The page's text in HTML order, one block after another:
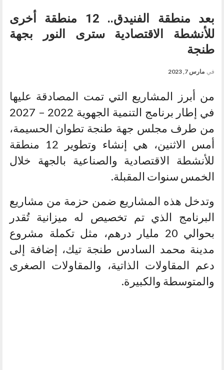
بعد منطقة الفنيدق.. 12 منطقة أخرى
للأنشطة الاقتصادية سترى النور بجهة
طنجة
في مارس 7, 2023
من أبرز المشاريع التي تمت المصادقة عليها
في إطار برنامج التنمية الجهوية 2022 – 2027
من طرف مجلس جهة طنجة تطوان الحسيمة،
أمس الاثنين، هي إنشاء وتطوير 12 منطقة
للأنشطة الاقتصادية والصناعية بالجهة خلال
الخمس سنوات المقبلة.
وتدخل هذه المشاريع ضمن حزمة من مشاريع
البرنامج الذي تم تخصيص له ميزانية تُقدر
بحوالي 20 مليار درهم، مثل تكملة مشروع
مدينة محمد السادس طنجة تيك، إضافة إلى
دعم المقاولات الذاتية، والمقاولات الصغرى
والمتوسطة والكبيرة.